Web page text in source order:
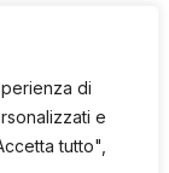
di
e
tutto",